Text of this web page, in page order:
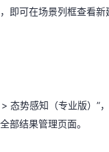
。
即可在场景列框查看新
态势感知（专业版）”
部结果管理页面。